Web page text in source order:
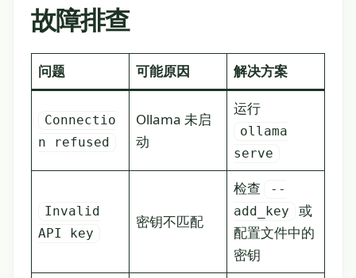
故障排查
问题 可能原因 解决方案
Connectio
n refused
Ollama 未启
动
运行
ollama
serve
Invalid
API key
密钥不匹配
检查
--
add_key
或
配置文件中的
密钥